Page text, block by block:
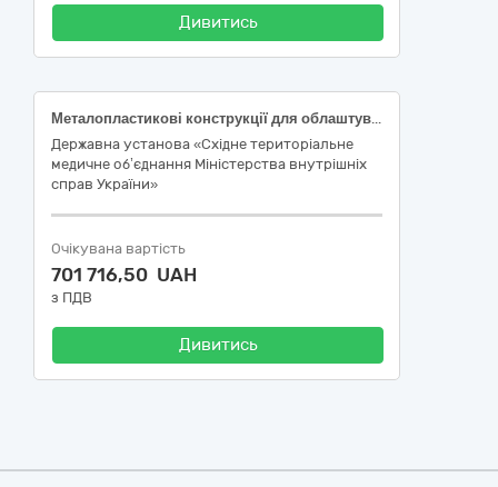
Дивитись
Металопластикові конструкції для облаштування сходів будівлі ДУ "Східне ТМО МВС" за адресою м. Дніпро, вул. Полігонна, 16
Державна установа «Східне територіальне
медичне об’єднання Міністерства внутрішніх
справ України»
Очікувана вартість
701 716,50 UAH
з ПДВ
Дивитись